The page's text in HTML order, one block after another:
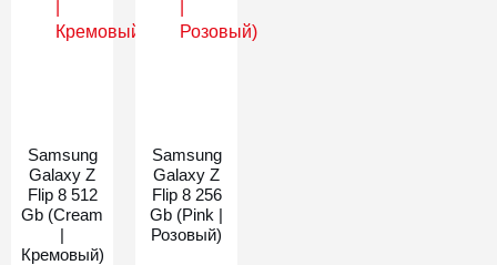
Samsung
Galaxy Z
Flip 8 512
Gb (Cream
|
Кремовый)
Samsung
Galaxy Z
Flip 8 256
Gb (Pink |
Розовый)